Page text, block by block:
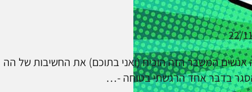
22/
אנשים המשבר הזה הוכיח (ואני בתוכם) את החשיבות של
בדבר אחד הרגשתי בטוחה -…